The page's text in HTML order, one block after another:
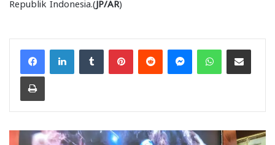
Republik Indonesia.(JP/AR)
FacebookLinkedInTumblr PinterestReddit MessengerWhatsAppShare via Email
Print